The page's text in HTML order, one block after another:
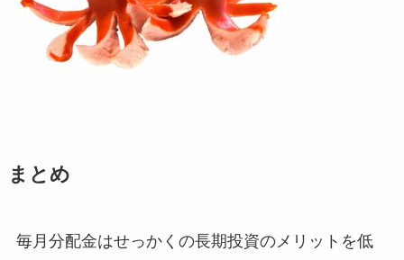
まとめ
毎月分配金はせっかくの長期投資のメリットを低